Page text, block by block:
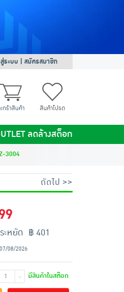
สู่ระบบ | สมัครสมาชิก
กร้าสินค้า สินค้าโปรด
ลดล้างสต็อก
3004
ถัดไป >>
ะหยัด ฿ 401
08/2026
+ มีสินค้าในสต๊อก